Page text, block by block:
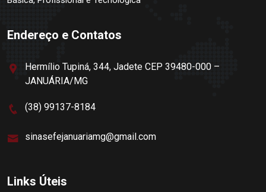
Endereço e Contatos
Hermílio Tupiná, 344, Jadete CEP 39480-000 –
JANUÁRIA/MG
(38) 99137-8184
sinasefejanuariamg@gmail.com
Links Úteis